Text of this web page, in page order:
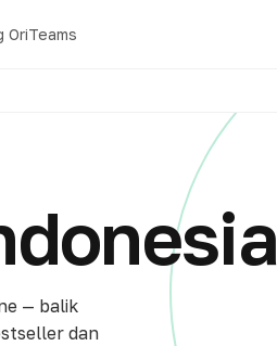
OriTeams
— balik
dan